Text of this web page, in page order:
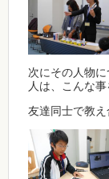
次にその人物
人は、こんな
友達同士で教